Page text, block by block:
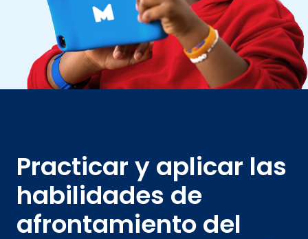
Practicar y aplicar las
habilidades de
afrontamiento del